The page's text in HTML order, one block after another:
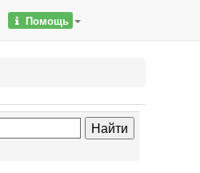
Помощь